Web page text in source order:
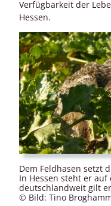
Verfügbarkeit der
Hessen.
Dem Feldhasen setzt
In Hessen steht er
deutschlandweit gilt
© Bild: Tino